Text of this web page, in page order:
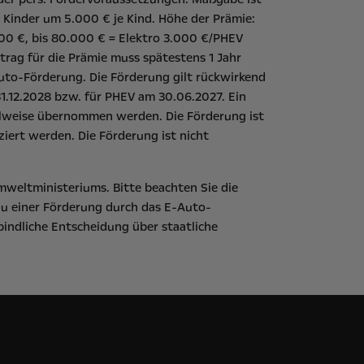
um 5.000 € je Kind. Höhe der Prämie:
€, bis 80.000 € = Elektro 3.000 €/PHEV
für die Prämie muss spätestens 1 Jahr
Förderung. Die Förderung gilt rückwirkend
bzw. für PHEV am 30.06.2027. Ein
übernommen werden. Die Förderung ist
werden. Die Förderung ist nicht
. Bitte beachten Sie die
einer Förderung durch das E-Auto-
Entscheidung über staatliche